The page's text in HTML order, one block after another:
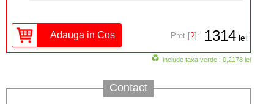
Pret [?]: 1314 lei
include taxa verde : 0,2178 lei
Contact